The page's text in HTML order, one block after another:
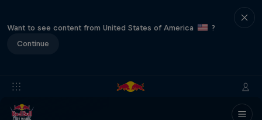
Want to see content from United States of America
?
Continue